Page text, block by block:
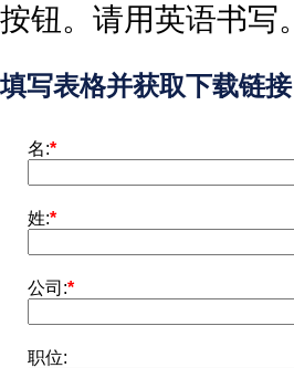
按钮。请用英语书写。
填写表格并获取下载链接
名:*
姓:*
公司:*
职位: